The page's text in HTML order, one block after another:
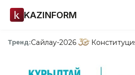
KAZINFORM
Тренд:Сайлау-2026